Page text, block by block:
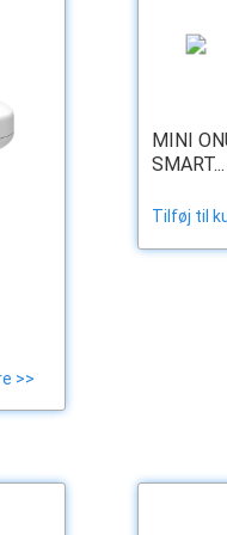
>>
MINI
SMART...
Tilføj til